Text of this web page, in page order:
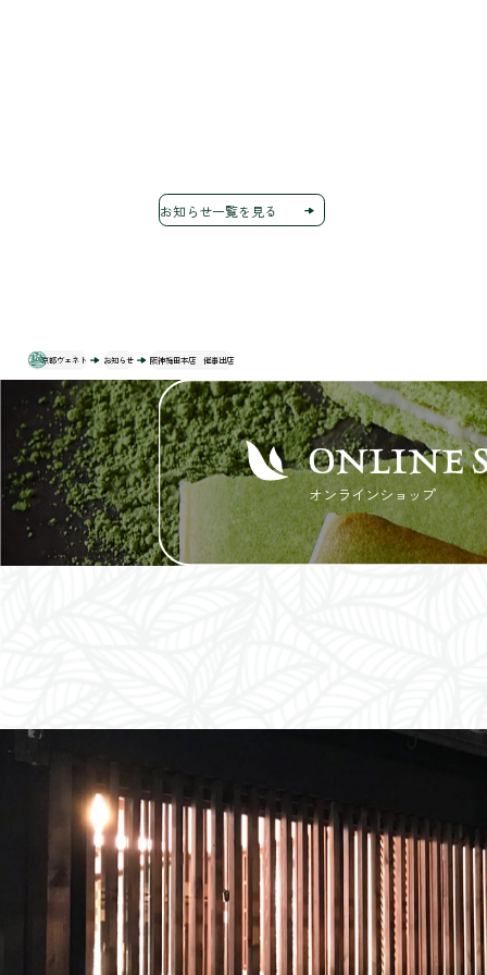
お知らせ一覧を見る
京都ヴェネト お知らせ 阪神梅田本店 催事出店
ONLINE
オンラインショップ